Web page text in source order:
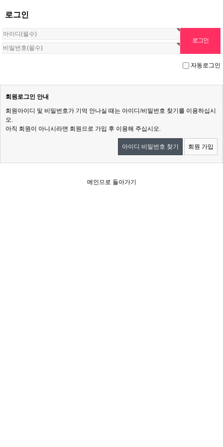
로그인
자동로그인
회원로그인 안내
회원아이디 및 비밀번호가 기억 안나실 때는 아이디/비밀번호 찾기를 이용하십시
오.
아직 회원이 아니시라면 회원으로 가입 후 이용해 주십시오.
아이디 비밀번호 찾기 회원 가입
메인으로 돌아가기